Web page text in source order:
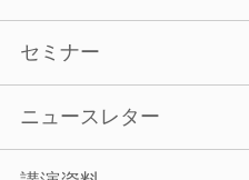
セミナー
ニュースレター